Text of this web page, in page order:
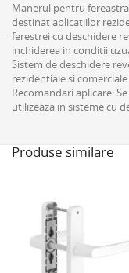
Manerul pentru
destinat aplicatiilor
ferestrei cu deschidere
inchiderea in conditii
Sistem de deschidere
rezidentiale si
Recomandari aplicare:
utilizeaza in sisteme cu
Produse similare